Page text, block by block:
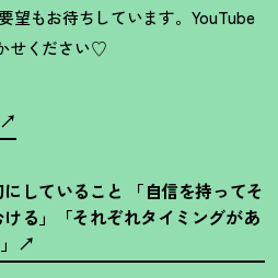
望もお待ちしています。YouTube
せください♡
していること 「自信を持ってそ
る」「それぞれタイミングがあ